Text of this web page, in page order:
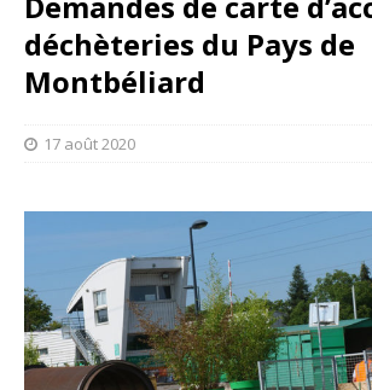
déchèteries du Pays de
Montbéliard
17 août 2020